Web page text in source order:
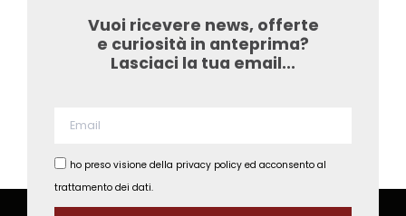
Vuoi ricevere news, offerte
e curiosità in anteprima?
Lasciaci la tua email...​
ho preso visione della privacy policy ed acconsento al
trattamento dei dati.